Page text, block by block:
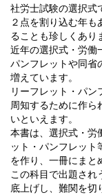
社労士試験の選択式
２点を割り込む年
ることも珍しくあり
近年の選択式・労働
パンフレットや同省
増えています。
リーフレット・パ
周知するために作ら
いといえます。
本書は、選択式・労
ット・パンフレッ
を作り、一冊にまと
この科目で出題され
底上げし、難関を切